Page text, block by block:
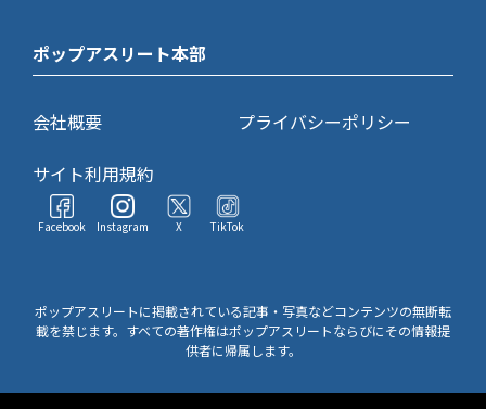
ポップアスリート本部
会社概要
プライバシーポリシー
サイト利用規約
Facebook Instagram X TikTok
ポップアスリートに掲載されている記事・写真などコンテンツの無断転
載を禁じます。すべての著作権はポップアスリートならびにその情報提
供者に帰属します。